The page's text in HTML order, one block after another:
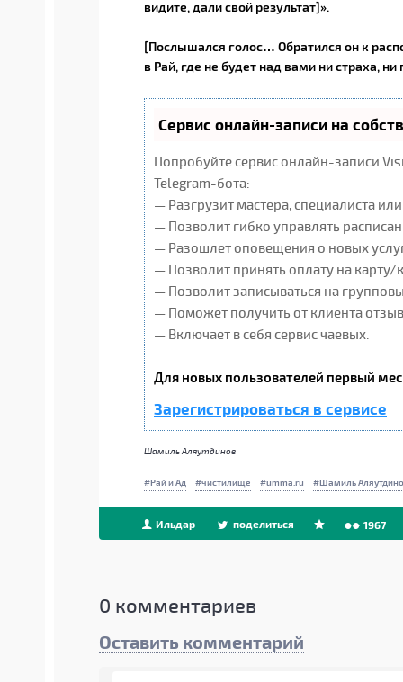
видите, дали свой результат]».
[Послышался голос… Обратился он к
в Рай, где не будет над вами ни страха, ни
Сервис онлайн-записи на
Попробуйте сервис онлайн-записи
Telegram-бота:
— Разгрузит мастера, специалиста
— Позволит гибко управлять
— Разошлет оповещения о новых
— Позволит принять оплату на карту/
— Позволит записываться на
— Поможет получить от клиента
— Включает в себя сервис чаевых.
Для новых пользователей первый
Зарегистрироваться в сервисе
Шамиль Аляутдинов
Рай и Ад чистилище umma.ru Шамиль
Ильдар поделиться 1967
0 комментариев
Оставить комментарий